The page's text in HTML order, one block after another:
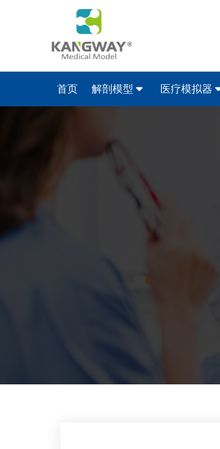
首页 解剖模型 医疗模拟器